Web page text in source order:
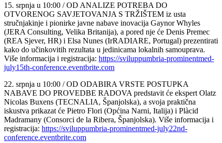
15. srpnja u 10:00 / OD ANALIZE POTREBA DO
OTVORENOG SAVJETOVANJA S TRŽIŠTEM iz usta
stručnjakinje i pionirke javne nabave inovacija Gaynor Whyles
(JERA Consulting, Velika Britanija), a pored nje će Denis Premec
(REA Sjever, HR) i Elsa Nunes (IrRADIARE, Portugal) prezentirati
kako do učinkovitih rezultata u jedinicama lokalnih samouprava.
Više informacija i registracija: https://sviluppumbria-prominentmed-
july15th-conference.eventbrite.com
22. srpnja u 10:00 / OD ODABIRA VRSTE POSTUPKA
NABAVE DO PROVEDBE RADOVA predstavit će ekspert Olatz
Nicolas Buxens (TECNALIA, Španjolska), a svoja praktična
iskustva prikazat će Pietro Flori (Općina Narni, Italija) i Plàcid
Madramany (Consorci de la Ribera, Španjolska). Više informacija i
registracija: https://sviluppumbria-prominentmed-july22nd-
conference.eventbrite.com